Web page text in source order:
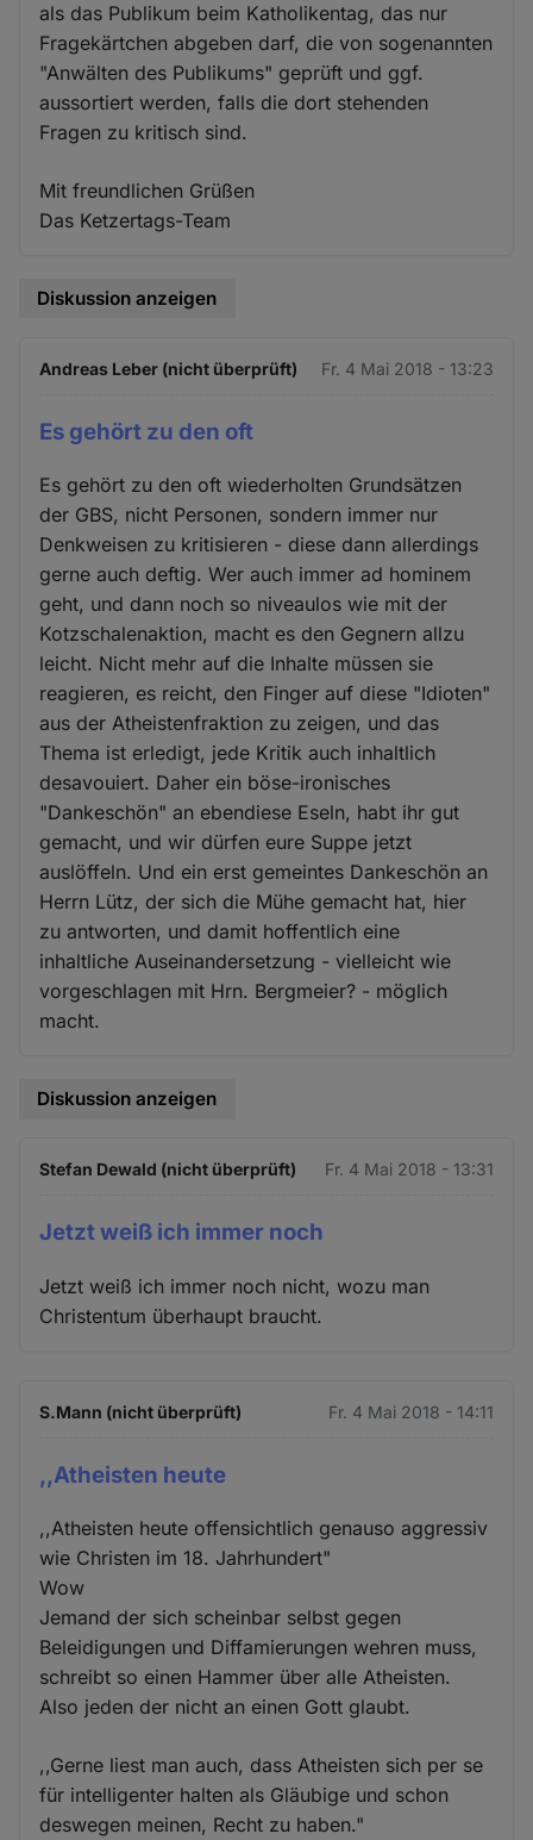
als das Publikum beim Katholikentag, das nur
Fragekärtchen abgeben darf, die von sogenannten
"Anwälten des Publikums" geprüft und ggf.
aussortiert werden, falls die dort stehenden
Fragen zu kritisch sind.
Mit freundlichen Grüßen
Das Ketzertags-Team
Diskussion anzeigen
Andreas Leber (nicht überprüft) Fr. 4 Mai 2018 - 13:23
Es gehört zu den oft
Es gehört zu den oft wiederholten Grundsätzen
der GBS, nicht Personen, sondern immer nur
Denkweisen zu kritisieren - diese dann allerdings
gerne auch deftig. Wer auch immer ad hominem
geht, und dann noch so niveaulos wie mit der
Kotzschalenaktion, macht es den Gegnern allzu
leicht. Nicht mehr auf die Inhalte müssen sie
reagieren, es reicht, den Finger auf diese "Idioten"
aus der Atheistenfraktion zu zeigen, und das
Thema ist erledigt, jede Kritik auch inhaltlich
desavouiert. Daher ein böse-ironisches
"Dankeschön" an ebendiese Eseln, habt ihr gut
gemacht, und wir dürfen eure Suppe jetzt
auslöffeln. Und ein erst gemeintes Dankeschön an
Herrn Lütz, der sich die Mühe gemacht hat, hier
zu antworten, und damit hoffentlich eine
inhaltliche Auseinandersetzung - vielleicht wie
vorgeschlagen mit Hrn. Bergmeier? - möglich
macht.
Diskussion anzeigen
Stefan Dewald (nicht überprüft) Fr. 4 Mai 2018 - 13:31
Jetzt weiß ich immer noch
Jetzt weiß ich immer noch nicht, wozu man
Christentum überhaupt braucht.
S.Mann (nicht überprüft) Fr. 4 Mai 2018 - 14:11
,,Atheisten heute
,,Atheisten heute offensichtlich genauso aggressiv
wie Christen im 18. Jahrhundert"
Wow
Jemand der sich scheinbar selbst gegen
Beleidigungen und Diffamierungen wehren muss,
schreibt so einen Hammer über alle Atheisten.
Also jeden der nicht an einen Gott glaubt.
,,Gerne liest man auch, dass Atheisten sich per se
für intelligenter halten als Gläubige und schon
deswegen meinen, Recht zu haben."